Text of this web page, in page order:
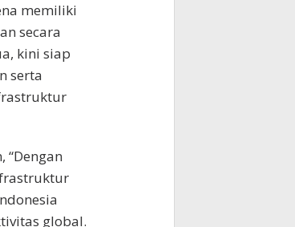
memiliki
secara
kini siap
serta
global.